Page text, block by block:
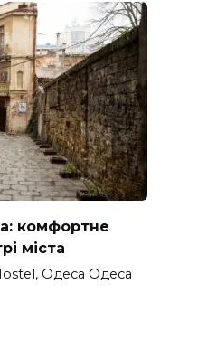
комфортне
міста
Одеса Одеса